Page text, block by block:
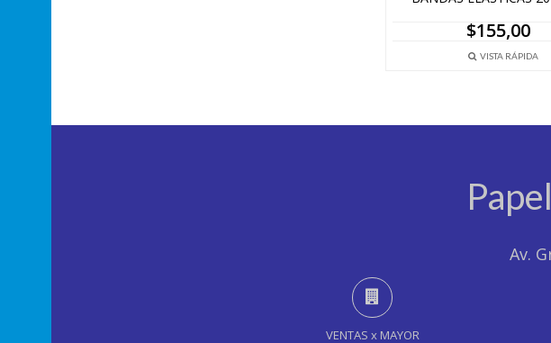
$155,00
VISTA RÁPIDA
Av.
VENTAS x MAYOR